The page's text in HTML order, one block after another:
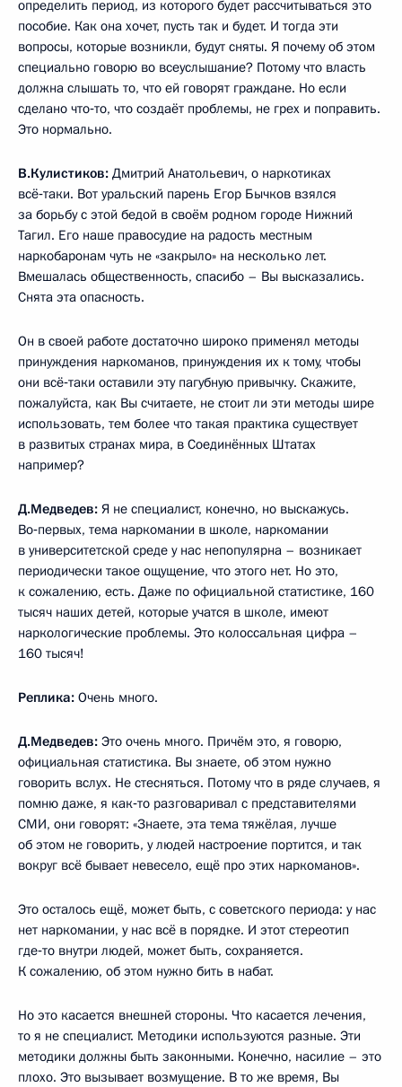
определить период, из которого будет рассчитываться это
пособие. Как она хочет, пусть так и будет. И тогда эти
вопросы, которые возникли, будут сняты. Я почему об этом
специально говорю во всеуслышание? Потому что власть
должна слышать то, что ей говорят граждане. Но если
сделано что‑то, что создаёт проблемы, не грех и поправить.
Это нормально.
В.Кулистиков: Дмитрий Анатольевич, о наркотиках
всё‑таки. Вот уральский парень Егор Бычков взялся
за борьбу с этой бедой в своём родном городе Нижний
Тагил. Его наше правосудие на радость местным
наркобаронам чуть не «закрыло» на несколько лет.
Вмешалась общественность, спасибо – Вы высказались.
Снята эта опасность.
Он в своей работе достаточно широко применял методы
принуждения наркоманов, принуждения их к тому, чтобы
они всё‑таки оставили эту пагубную привычку. Скажите,
пожалуйста, как Вы считаете, не стоит ли эти методы шире
использовать, тем более что такая практика существует
в развитых странах мира, в Соединённых Штатах
например?
Д.Медведев: Я не специалист, конечно, но выскажусь.
Во‑первых, тема наркомании в школе, наркомании
в университетской среде у нас непопулярна – возникает
периодически такое ощущение, что этого нет. Но это,
к сожалению, есть. Даже по официальной статистике, 160
тысяч наших детей, которые учатся в школе, имеют
наркологические проблемы. Это колоссальная цифра –
160 тысяч!
Реплика: Очень много.
Д.Медведев: Это очень много. Причём это, я говорю,
официальная статистика. Вы знаете, об этом нужно
говорить вслух. Не стесняться. Потому что в ряде случаев, я
помню даже, я как‑то разговаривал с представителями
СМИ, они говорят: «Знаете, эта тема тяжёлая, лучше
об этом не говорить, у людей настроение портится, и так
вокруг всё бывает невесело, ещё про этих наркоманов».
Это осталось ещё, может быть, с советского периода: у нас
нет наркомании, у нас всё в порядке. И этот стереотип
где‑то внутри людей, может быть, сохраняется.
К сожалению, об этом нужно бить в набат.
Но это касается внешней стороны. Что касается лечения,
то я не специалист. Методики используются разные. Эти
методики должны быть законными. Конечно, насилие – это
плохо. Это вызывает возмущение. В то же время, Вы